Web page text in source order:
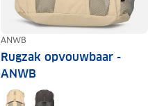
ANWB
Rugzak opvouwbaar -
ANWB